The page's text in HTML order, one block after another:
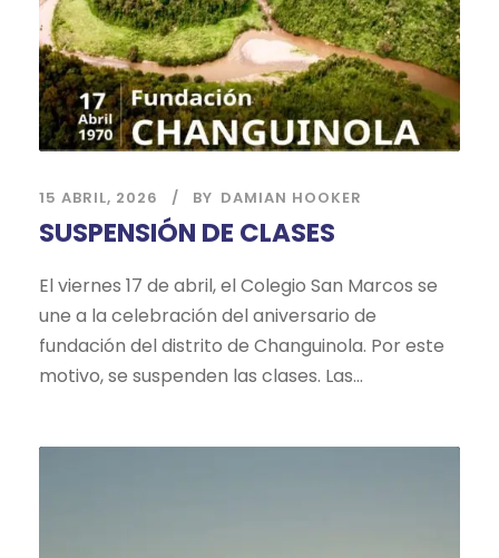
15 ABRIL, 2026 BY DAMIAN HOOKER
SUSPENSIÓN DE CLASES
El viernes 17 de abril, el Colegio San Marcos se
une a la celebración del aniversario de
fundación del distrito de Changuinola. Por este
motivo, se suspenden las clases. Las...